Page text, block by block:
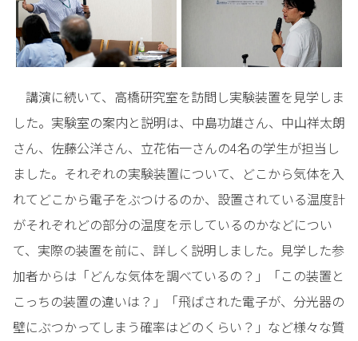
講演に続いて、高橋研究室を訪問し実験装置を見学しま
した。実験室の案内と説明は、中島功雄さん、中山祥太朗
さん、佐藤公洋さん、立花佑一さんの4名の学生が担当し
ました。それぞれの実験装置について、どこから気体を入
れてどこから電子をぶつけるのか、設置されている温度計
がそれぞれどの部分の温度を示しているのかなどについ
て、実際の装置を前に、詳しく説明しました。見学した参
加者からは「どんな気体を調べているの？」「この装置と
こっちの装置の違いは？」「飛ばされた電子が、分光器の
壁にぶつかってしまう確率はどのくらい？」など様々な質